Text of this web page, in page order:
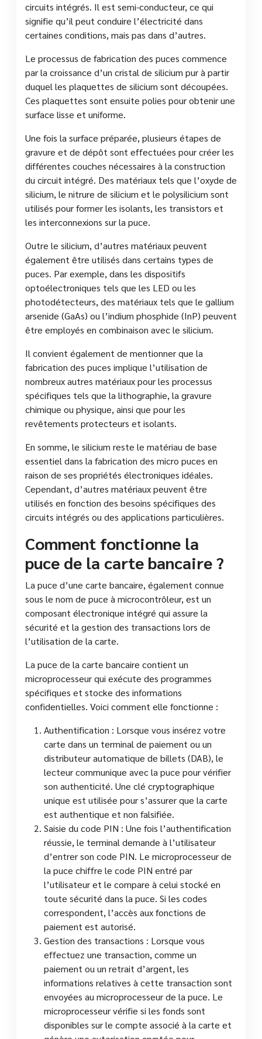
circuits intégrés. Il est semi-conducteur, ce qui
signifie qu’il peut conduire l’électricité dans
certaines conditions, mais pas dans d’autres.
Le processus de fabrication des puces commence
par la croissance d’un cristal de silicium pur à partir
duquel les plaquettes de silicium sont découpées.
Ces plaquettes sont ensuite polies pour obtenir une
surface lisse et uniforme.
Une fois la surface préparée, plusieurs étapes de
gravure et de dépôt sont effectuées pour créer les
différentes couches nécessaires à la construction
du circuit intégré. Des matériaux tels que l’oxyde de
silicium, le nitrure de silicium et le polysilicium sont
utilisés pour former les isolants, les transistors et
les interconnexions sur la puce.
Outre le silicium, d’autres matériaux peuvent
également être utilisés dans certains types de
puces. Par exemple, dans les dispositifs
optoélectroniques tels que les LED ou les
photodétecteurs, des matériaux tels que le gallium
arsenide (GaAs) ou l’indium phosphide (InP) peuvent
être employés en combinaison avec le silicium.
Il convient également de mentionner que la
fabrication des puces implique l’utilisation de
nombreux autres matériaux pour les processus
spécifiques tels que la lithographie, la gravure
chimique ou physique, ainsi que pour les
revêtements protecteurs et isolants.
En somme, le silicium reste le matériau de base
essentiel dans la fabrication des micro puces en
raison de ses propriétés électroniques idéales.
Cependant, d’autres matériaux peuvent être
utilisés en fonction des besoins spécifiques des
circuits intégrés ou des applications particulières.
Comment fonctionne la
puce de la carte bancaire ?
La puce d’une carte bancaire, également connue
sous le nom de puce à microcontrôleur, est un
composant électronique intégré qui assure la
sécurité et la gestion des transactions lors de
l’utilisation de la carte.
La puce de la carte bancaire contient un
microprocesseur qui exécute des programmes
spécifiques et stocke des informations
confidentielles. Voici comment elle fonctionne :
Authentification : Lorsque vous insérez votre
carte dans un terminal de paiement ou un
distributeur automatique de billets (DAB), le
lecteur communique avec la puce pour vérifier
son authenticité. Une clé cryptographique
unique est utilisée pour s’assurer que la carte
est authentique et non falsifiée.
Saisie du code PIN : Une fois l’authentification
réussie, le terminal demande à l’utilisateur
d’entrer son code PIN. Le microprocesseur de
la puce chiffre le code PIN entré par
l’utilisateur et le compare à celui stocké en
toute sécurité dans la puce. Si les codes
correspondent, l’accès aux fonctions de
paiement est autorisé.
Gestion des transactions : Lorsque vous
effectuez une transaction, comme un
paiement ou un retrait d’argent, les
informations relatives à cette transaction sont
envoyées au microprocesseur de la puce. Le
microprocesseur vérifie si les fonds sont
disponibles sur le compte associé à la carte et